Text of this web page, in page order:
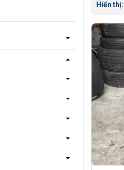
Hiển